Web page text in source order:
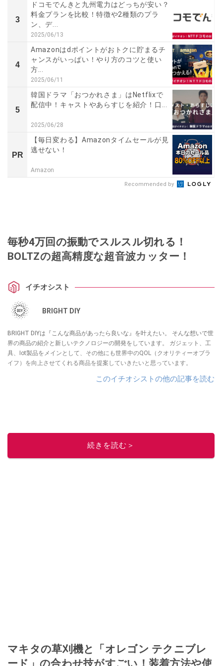
3
ドコモでんきと九州電力はどっちが安い？
料金プランを比較！特徴や2種類のプラ
ン、デ...
2025/06/13
4
Amazonはdポイントがおトクに貯まるチ
ャンスがいっぱい！やり方のコツと使い
方...
2025/06/11
5
韓国ドラマ「おつかれさま」はNetflixで
配信中！キャストやあらすじを紹介！口...
2025/06/28
PR
【毎日変わる】Amazonタイムセールが見
逃せない！
Amazon
Recommended by
毎秒4万回の振動でスルスル切れる！
BOLTZの超高精度な超音波カッター！
イチオシスト
BRIGHT DIY
BRIGHT DIYは『こんな商品があったら良いな』を叶えたい。 そんな想いで世
界の商品の紹介と新しいテクノロジーの開発をしています。 ガジェット、工
具、Iot製品をメインとして、その他にも世界中のQOL（クオリティーオブラ
イフ）を向上させてくれる商品を提案していきたいと思っています。
このイチオシストの他の記事を読む
続きを読む＞
マキタの草刈機と「オレゴン テクニブレ
ード」の合わせ技がすごい！装着方法や使